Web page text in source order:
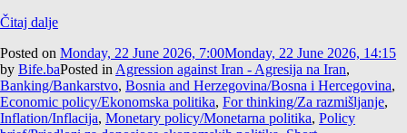
Čitaj dalje
Posted on Monday, 22 June 2026, 7:00Monday, 22 June 2026, 14:15
by Bife.baPosted in Agression against Iran - Agresija na Iran,
Banking/Bankarstvo, Bosnia and Herzegovina/Bosna i Hercegovina,
Economic policy/Ekonomska politika, For thinking/Za razmišljanje,
Inflation/Inflacija, Monetary policy/Monetarna politika, Policy